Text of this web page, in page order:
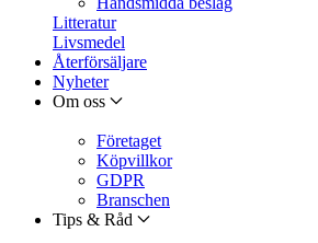
Litteratur
Livsmedel
Återförsäljare
Nyheter
Om oss
Företaget
Köpvillkor
GDPR
Branschen
Tips & Råd